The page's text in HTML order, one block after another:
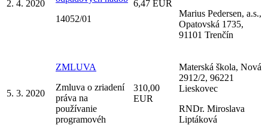
2. 4. 2020
14052/01
6,47 EUR
Marius Pedersen, a.s.,
Opatovská 1735,
91101 Trenčín
5. 3. 2020
ZMLUVA
Zmluva o zriadení
práva na
používanie
programovéh
310,00
EUR
Materská škola, Nová
2912/2, 96221
Lieskovec
RNDr. Miroslava
Liptáková